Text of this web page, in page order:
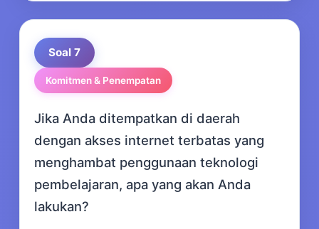
Soal 7
Komitmen & Penempatan
Jika Anda ditempatkan di daerah
dengan akses internet terbatas yang
menghambat penggunaan teknologi
pembelajaran, apa yang akan Anda
lakukan?